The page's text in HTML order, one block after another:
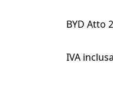
BYD Atto
IVA